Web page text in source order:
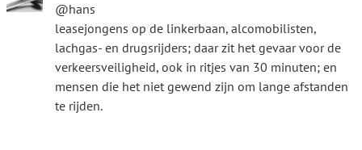
@hans
leasejongens op de linkerbaan, alcomobilisten,
lachgas- en drugsrijders; daar zit het gevaar voor de
verkeersveiligheid, ook in ritjes van 30 minuten; en
mensen die het niet gewend zijn om lange afstanden
te rijden.